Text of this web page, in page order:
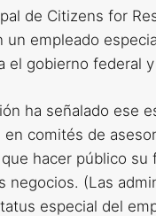
de Citizens for
un empleado
el gobierno federal
ha señalado ese
comités de
hacer público
negocios. (Las
especial del